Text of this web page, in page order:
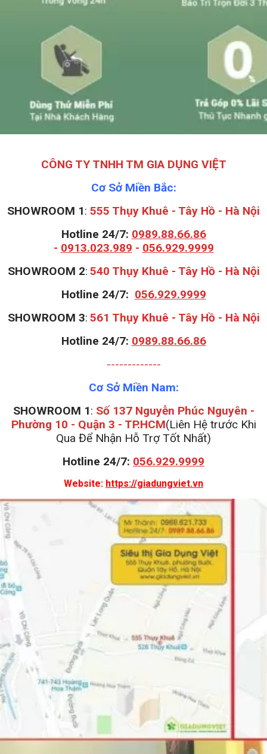
CÔNG TY TNHH TM GIA DỤNG VIỆT
Cơ Sở Miền Bắc:
SHOWROOM 1: 555 Thụy Khuê - Tây Hồ - Hà Nội
Hotline 24/7: 0989.88.66.86
- 0913.023.989 - 056.929.9999
SHOWROOM 2: 540 Thụy Khuê - Tây Hồ - Hà Nội
Hotline 24/7: 056.929.9999
SHOWROOM 3: 561 Thụy Khuê - Tây Hồ - Hà Nội
Hotline 24/7: 0989.88.66.86
-------------
Cơ Sở Miền Nam:
SHOWROOM 1: Số 137 Nguyễn Phúc Nguyên -
Phường 10 - Quận 3 - TP.HCM(Liên Hệ trước Khi
Qua Để Nhận Hỗ Trợ Tốt Nhất)
Hotline 24/7: 056.929.9999
Website: https://giadungviet.vn